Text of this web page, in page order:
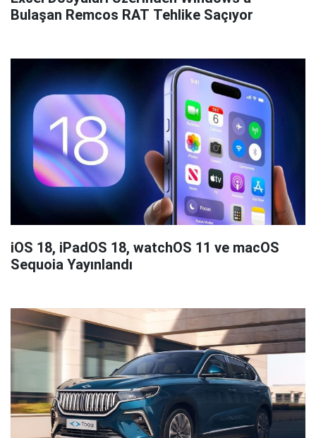
Bulaşan Remcos RAT Tehlike Saçıyor
iOS 18, iPadOS 18, watchOS 11 ve macOS
Sequoia Yayınlandı